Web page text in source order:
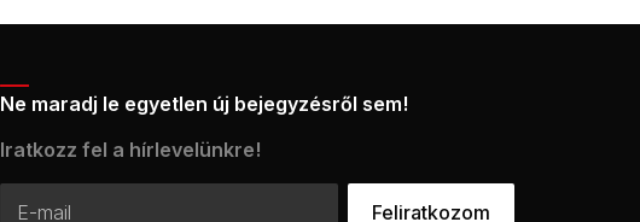
Ne maradj le egyetlen új bejegyzésről sem!
Iratkozz fel a hírlevelünkre!